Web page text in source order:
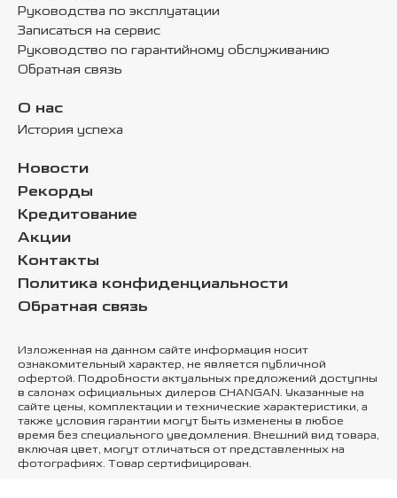
Руководства по эксплуатации
Записаться на сервис
Руководство по гарантийному обслуживанию
Обратная связь
О нас
История успеха
Новости
Рекорды
Кредитование
Акции
Контакты
Политика конфиденциальности
Обратная связь
Изложенная на данном сайте информация носит
ознакомительный характер, не является публичной
офертой. Подробности актуальных предложений доступны
в салонах официальных дилеров CHANGAN. Указанные на
сайте цены, комплектации и технические характеристики, а
также условия гарантии могут быть изменены в любое
время без специального уведомления. Внешний вид товара,
включая цвет, могут отличаться от представленных на
фотографиях. Товар сертифицирован.